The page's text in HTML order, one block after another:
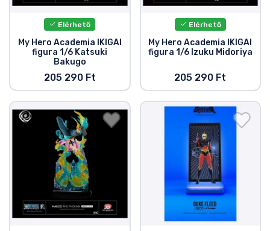
Elérhető
My Hero Academia IKIGAI
figura 1/6 Katsuki
Bakugo
205 290 Ft
Elérhető
My Hero Academia IKIGAI
figura 1/6 Izuku Midoriya
205 290 Ft